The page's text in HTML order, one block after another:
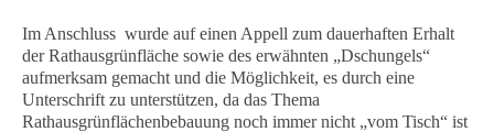
Im Anschluss wurde auf einen Appell zum dauerhaften Erhalt
der Rathausgrünfläche sowie des erwähnten „Dschungels“
aufmerksam gemacht und die Möglichkeit, es durch eine
Unterschrift zu unterstützen, da das Thema
Rathausgrünflächenbebauung noch immer nicht „vom Tisch“ ist